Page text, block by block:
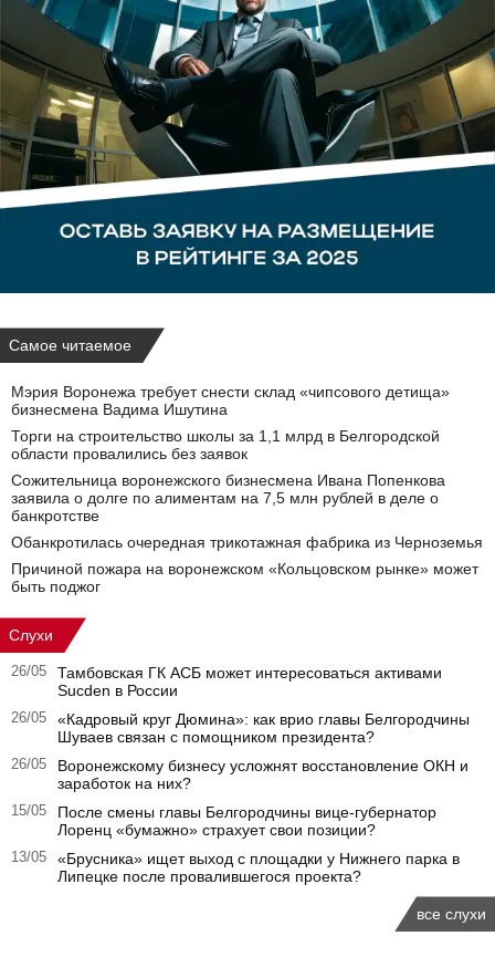
Самое читаемое
Мэрия Воронежа требует снести склад «чипсового детища»
бизнесмена Вадима Ишутина
Торги на строительство школы за 1,1 млрд в Белгородской
области провалились без заявок
Сожительница воронежского бизнесмена Ивана Попенкова
заявила о долге по алиментам на 7,5 млн рублей в деле о
банкротстве
Обанкротилась очередная трикотажная фабрика из Черноземья
Причиной пожара на воронежском «Кольцовском рынке» может
быть поджог
Слухи
26/05
Тамбовская ГК АСБ может интересоваться активами
Sucden в России
26/05
«Кадровый круг Дюмина»: как врио главы Белгородчины
Шуваев связан с помощником президента?
26/05
Воронежскому бизнесу усложнят восстановление ОКН и
заработок на них?
15/05
После смены главы Белгородчины вице-губернатор
Лоренц «бумажно» страхует свои позиции?
13/05
«Брусника» ищет выход с площадки у Нижнего парка в
Липецке после провалившегося проекта?
все слухи